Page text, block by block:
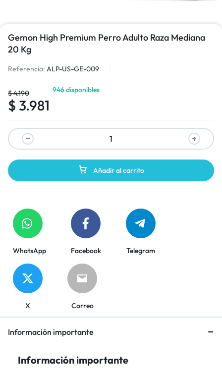
Gemon High Premium Perro Adulto Raza Mediana
20 Kg
Referencia: ALP-US-GE-009
$4.190
$ 3.981
946 disponibles
Añadir al carrito
WhatsApp Facebook Telegram
X Correo
Información importante
Información importante